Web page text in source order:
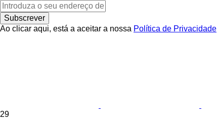
Subscrever
Ao clicar aqui, está a aceitar a nossa Política de Privacidade
29